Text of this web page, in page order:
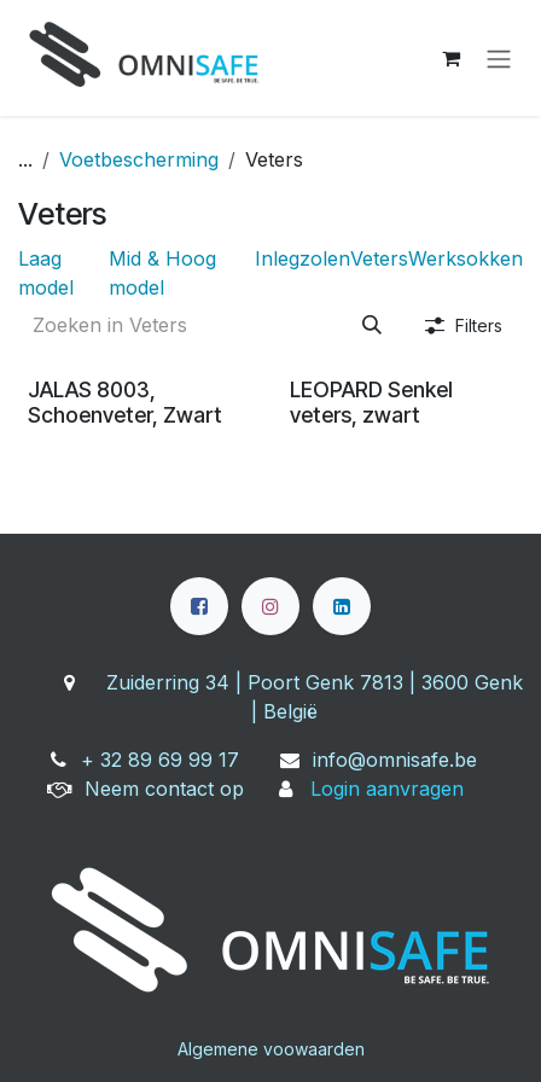
... Voetbescherming Veters
Veters
Laag
model
Mid & Hoog
model
InlegzolenVetersWerksokken
Filters
JALAS 8003,
Schoenveter, Zwart
LEOPARD Senkel
veters, zwart
Zuiderring 34 | Poort Genk 7813 | 3600 Genk
| België
+ 32 89 69 99 17
info@omnisafe.be
Neem contact op
Login aanvragen
Algemene voowaarden